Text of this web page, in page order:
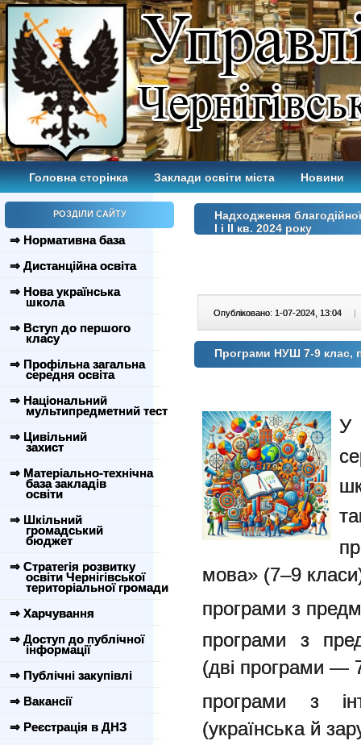
Головна сторінка Заклади освіти міста Новини
РОЗДІЛИ САЙТУ
⇒ Нормативна база
⇒ Дистанційна освіта
⇒ Нова українська
школа
⇒ Вступ до першого
класу
⇒ Профільна загальна
середня освіта
⇒ Національний
мультипредметний тест
⇒ Цивільний
захист
⇒ Матеріально-технічна
база закладів
освіти
⇒ Шкільний
громадський
бюджет
⇒ Стратегія розвитку
освіти Чернігівської
територіальної громади
⇒ Харчування
⇒ Доступ до публічної
інформації
⇒ Публічні закупівлі
⇒ Вакансії
⇒ Реєстрація в ДНЗ
Надходження
І і ІІ кв. 2024 року
Опубліковано: 1-07-2024, 13:04 |
Програми НУШ 7-9 клас,
У
мова» (7–9
програми з
програми з
(дві програми —
програми з
(українська й